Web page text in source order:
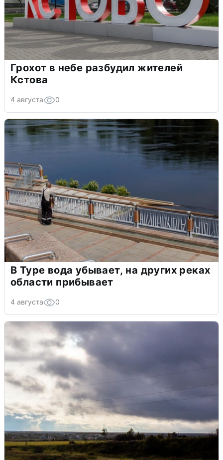
Грохот в небе разбудил жителей
Кстова
4 августа 0
В Туре вода убывает, на других реках
области прибывает
4 августа 0